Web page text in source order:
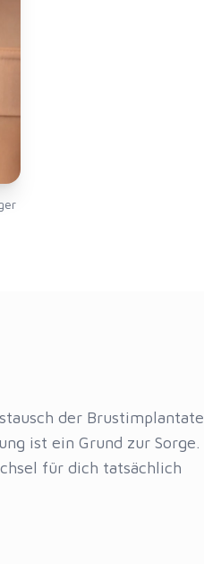
der Brustimplantate
ist ein Grund zur Sorge.
für dich tatsächlich